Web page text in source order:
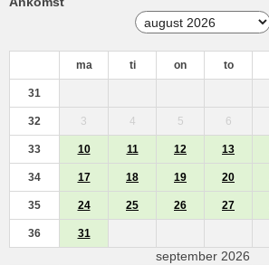
ma ti on to
31
32 3 4 5 6
33 10 11 12 13
34 17 18 19 20
35 24 25 26 27
36 31
september 2026